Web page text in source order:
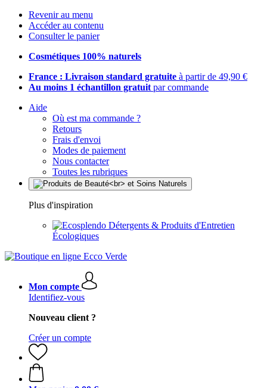
Revenir au menu
Accéder au contenu
Consulter le panier
Cosmétiques 100% naturels
France : Livraison standard gratuite à partir de 49,90 €
Au moins 1 échantillon gratuit par commande
Aide
Où est ma commande ?
Retours
Frais d'envoi
Modes de paiement
Nous contacter
Toutes les rubriques
Plus d'inspiration
Détergents & Produits d'Entretien
Écologiques
Mon compte
Identifiez-vous
Nouveau client ?
Créer un compte